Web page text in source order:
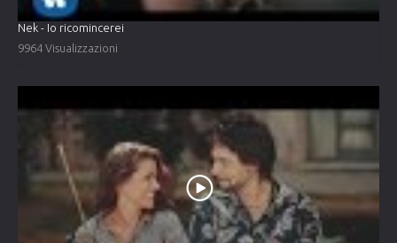
Nek - Io ricomincerei
9964 Visualizzazioni